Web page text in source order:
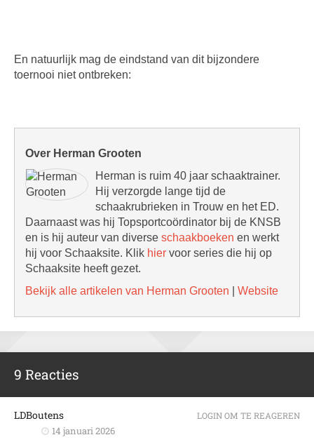
En natuurlijk mag de eindstand van dit bijzondere
toernooi niet ontbreken:
Over Herman Grooten
Herman is ruim 40 jaar schaaktrainer.
Hij verzorgde lange tijd de
schaakrubrieken in Trouw en het ED.
Daarnaast was hij Topsportcoördinator bij de KNSB
en is hij auteur van diverse schaakboeken en werkt
hij voor Schaaksite. Klik hier voor series die hij op
Schaaksite heeft gezet.
Bekijk alle artikelen van Herman Grooten
Website
9 Reacties
LDBoutens
14 januari 2026
LOGIN OM TE REAGEREN